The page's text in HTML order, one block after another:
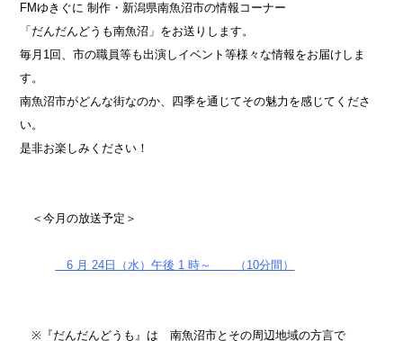
スポンサー募集
スポンサー募集
放送料金
FMゆきぐに 制作・新潟県南魚沼市の情報コーナー
「だんだんどうも南魚沼」をお送りします。
毎月1回、市の職員等も出演しイベント等様々な情報をお届けしま
す。
南魚沼市がどんな街なのか、四季を通じてその魅力を感じてくださ
い。
是非お楽しみください！
＜今月の放送予定＞
6 月 24 日（水）午後 1 時～ （10分間）
※『だんだんどうも』は 南魚沼市とその周辺地域の方言で